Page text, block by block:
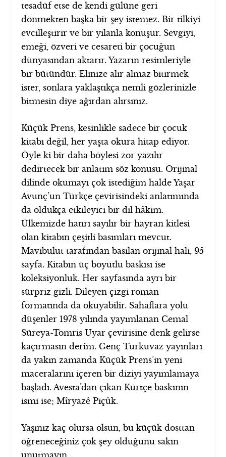
tesadüf etse de kendi gülüne geri
dönmekten başka bir şey istemez. Bir tilkiyi
evcilleştirir ve bir yılanla konuşur. Sevgiyi,
emeği, özveri ve cesareti bir çocuğun
dünyasından aktarır. Yazarın resimleriyle
bir bütündür. Elinize alır almaz bitirmek
ister, sonlara yaklaştıkça nemli gözlerinizle
bitmesin diye ağırdan alırsınız.
Küçük Prens, kesinlikle sadece bir çocuk
kitabı değil, her yaşta okura hitap ediyor.
Öyle ki bir daha böylesi zor yazılır
dedirtecek bir anlatım söz konusu. Orijinal
dilinde okumayı çok istediğim halde Yaşar
Avunç’un Türkçe çevirisindeki anlatımında
da oldukça etkileyici bir dil hâkim.
Ülkemizde hatırı sayılır bir hayran kitlesi
olan kitabın çeşitli basımları mevcut.
Mavibulut tarafından basılan orijinal hali, 95
sayfa. Kitabın üç boyutlu baskısı ise
koleksiyonluk. Her sayfasında ayrı bir
sürpriz gizli. Dileyen çizgi roman
formatında da okuyabilir. Sahaflara yolu
düşenler 1978 yılında yayımlanan Cemal
Süreya-Tomris Uyar çevirisine denk gelirse
kaçırmasın derim. Genç Turkuvaz yayınları
da yakın zamanda Küçük Prens’in yeni
maceralarını içeren bir diziyi yayımlamaya
başladı. Avesta’dan çıkan Kürtçe baskının
ismi ise; Mîryazê Piçûk.
Yaşınız kaç olursa olsun, bu küçük dosttan
öğreneceğiniz çok şey olduğunu sakın
unutmayın…